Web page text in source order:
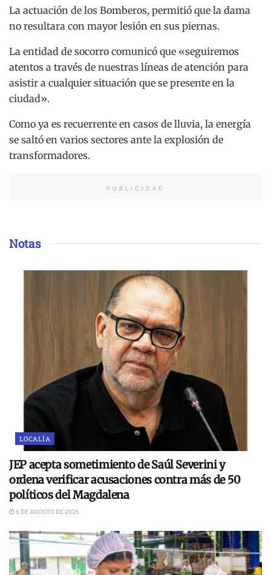
La actuación de los Bomberos, permitió que la dama
no resultara con mayor lesión en sus piernas.
La entidad de socorro comunicó que «seguiremos
atentos a través de nuestras líneas de atención para
asistir a cualquier situación que se presente en la
ciudad».
Como ya es recuerrente en casos de lluvia, la energía
se saltó en varios sectores ante la explosión de
transformadores.
PUBLICIDAD
Notas
LOCALÍA
JEP acepta sometimiento de Saúl Severini y
ordena verificar acusaciones contra más de 50
políticos del Magdalena
6 DE AGOSTO DE 2026